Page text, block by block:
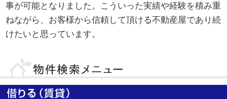
事が可能となりました。こういった実績や経験を積み重
ねながら、お客様から信頼して頂ける不動産屋であり続
けたいと思っています。